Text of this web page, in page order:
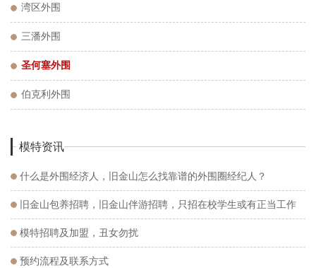
湾区外围
三潘外围
圣何塞外围
伯克利外围
模特资讯
什么是外围经济人，旧金山怎么找靠谱的外围圈经纪人？
旧金山包养招聘，旧金山伴游招聘，只招在校学生或有正当工作
的。模特招聘及加盟，丑女勿扰
预约流程及联系方式